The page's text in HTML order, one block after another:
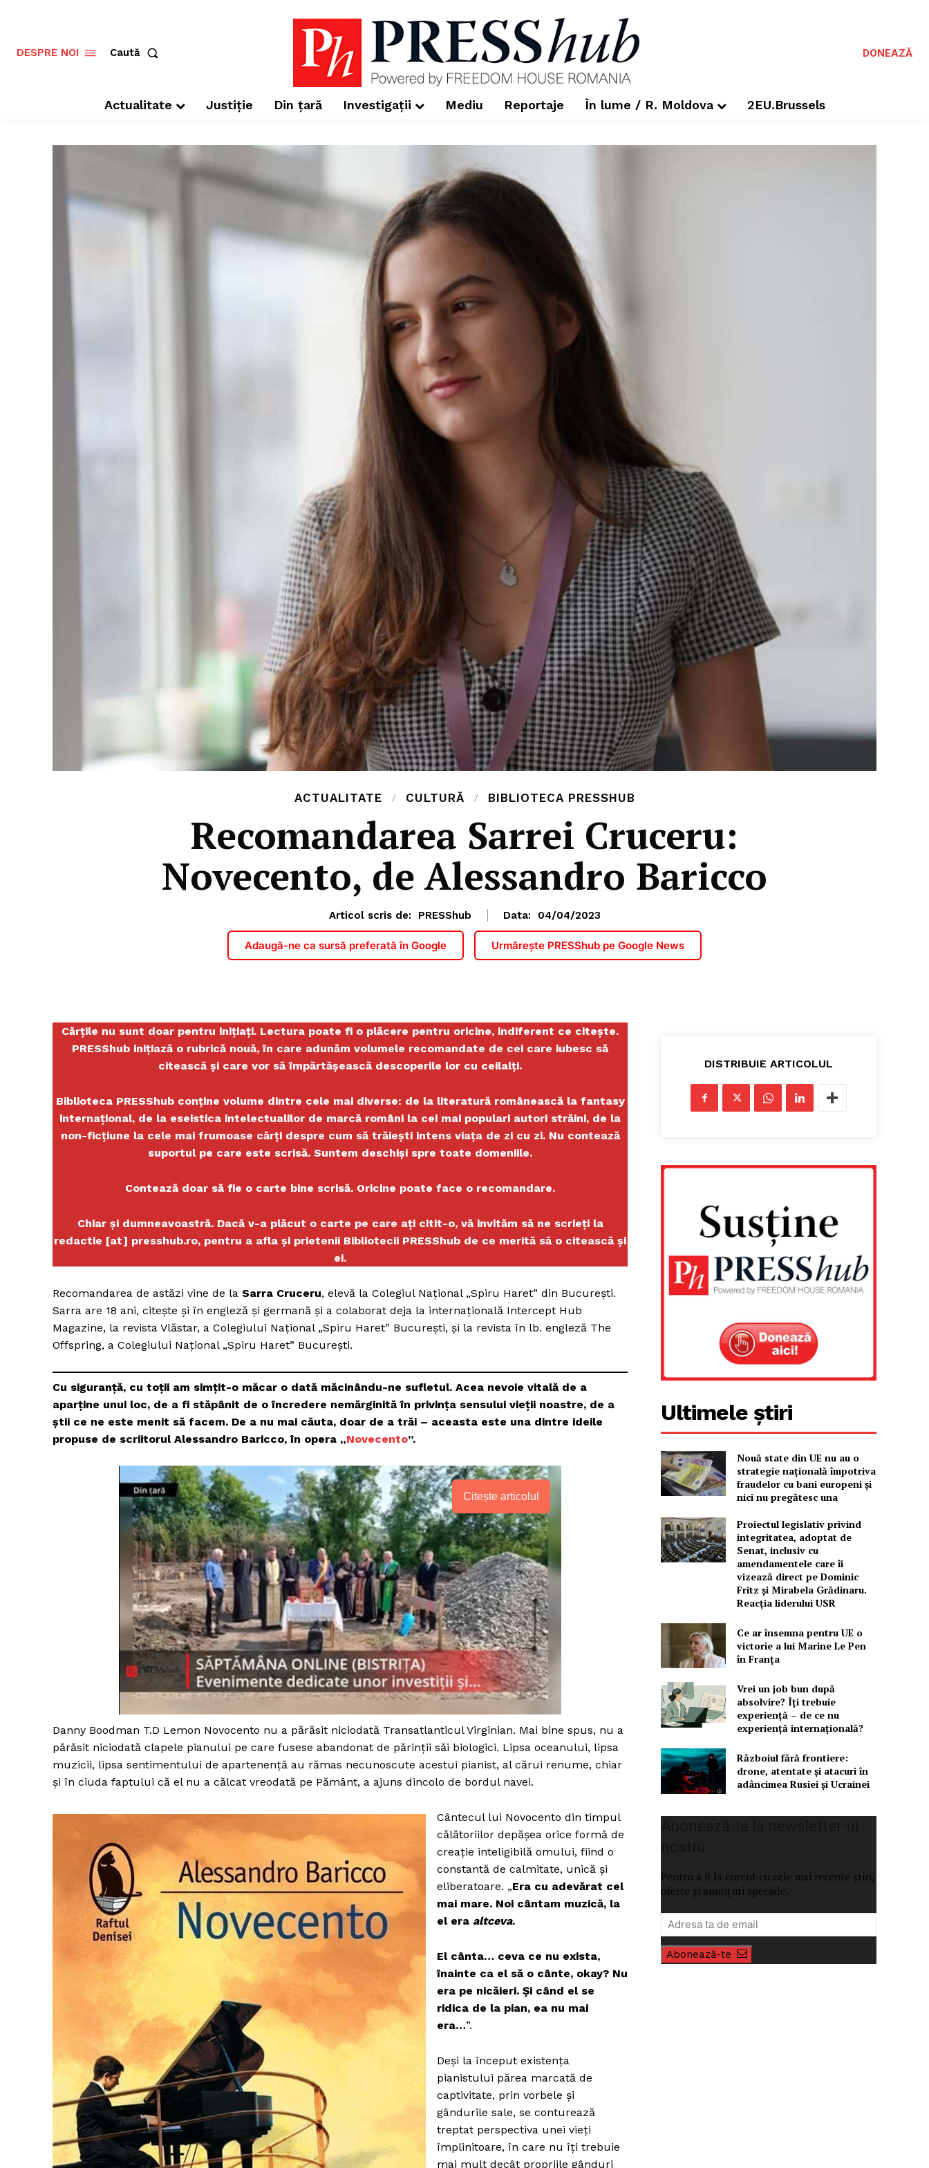
Un proiect
FREEDOM HOUSE
ROMÂNIA
PRESShub
Despre noi / Echipa
Proiecte editoriale
Rețea
Contact
DESPRE NOI Caută DONEAZĂ
Actualitate Justiție Din țară Investigații Mediu Reportaje În lume / R. Moldova 2EU.Brussels
ACTUALITATE CULTURĂ BIBLIOTECA PRESSHUB
Recomandarea Sarrei Cruceru:
Novecento, de Alessandro Baricco
Articol scris de: PRESShub Data: 04/04/2023
Adaugă-ne ca sursă preferată în Google Urmărește PRESShub pe Google News
Cărțile nu sunt doar pentru inițiați. Lectura poate fi o plăcere pentru oricine, indiferent ce citește.
PRESShub inițiază o rubrică nouă, în care adunăm volumele recomandate de cei care iubesc să
citească și care vor să împărtășească descoperile lor cu ceilalți.
Biblioteca PRESShub conține volume dintre cele mai diverse: de la literatură românească la fantasy
internațional, de la eseistica intelectualilor de marcă români la cei mai populari autori străini, de la
non-ficțiune la cele mai frumoase cărți despre cum să trăiești intens viața de zi cu zi. Nu contează
suportul pe care este scrisă. Suntem deschiși spre toate domeniile.
Contează doar să fie o carte bine scrisă. Oricine poate face o recomandare.
Chiar și dumneavoastră. Dacă v-a plăcut o carte pe care ați citit-o, vă invităm să ne scrieți la
redactie [at] presshub.ro, pentru a afla și prietenii Bibliotecii PRESShub de ce merită să o citească și
ei.
Recomandarea de astăzi vine de la Sarra Cruceru, elevă la Colegiul Național „Spiru Haret” din București.
Sarra are 18 ani, citește și în engleză și germană și a colaborat deja la internațională Intercept Hub
Magazine, la revista Vlăstar, a Colegiului Național „Spiru Haret” București, și la revista în lb. engleză The
Offspring, a Colegiului Național „Spiru Haret” București.
Cu siguranță, cu toții am simțit-o măcar o dată măcinându-ne sufletul. Acea nevoie vitală de a
aparține unui loc, de a fi stăpânit de o încredere nemărginită în privința sensului vieții noastre, de a
știi ce ne este menit să facem. De a nu mai căuta, doar de a trăi – aceasta este una dintre ideile
propuse de scriitorul Alessandro Baricco, în opera „Novecento”.
Citește articolul
Danny Boodman T.D Lemon Novocento nu a părăsit niciodată Transatlanticul Virginian. Mai bine spus, nu a
părăsit niciodată clapele pianului pe care fusese abandonat de părinții săi biologici. Lipsa oceanului, lipsa
muzicii, lipsa sentimentului de apartenență au rămas necunoscute acestui pianist, al cărui renume, chiar
și în ciuda faptului că el nu a călcat vreodată pe Pământ, a ajuns dincolo de bordul navei.
Cântecul lui Novocento din timpul
călătoriilor depășea orice formă de
creație inteligibilă omului, fiind o
constantă de calmitate, unică și
eliberatoare. „Era cu adevărat cel
mai mare. Noi cântam muzică, la
el era altceva.
El cânta… ceva ce nu exista,
înainte ca el să o cânte, okay? Nu
era pe nicăieri. Și când el se
ridica de la pian, ea nu mai
era…”.
Deși la început existența
pianistului părea marcată de
captivitate, prin vorbele și
gândurile sale, se conturează
treptat perspectiva unei vieți
împlinitoare, în care nu îți trebuie
mai mult decât propriile gânduri
DISTRIBUIE ARTICOLUL
Ultimele știri
Nouă state din UE nu au o
strategie națională împotriva
fraudelor cu bani europeni și
nici nu pregătesc una
Proiectul legislativ privind
integritatea, adoptat de
Senat, inclusiv cu
amendamentele care îi
vizează direct pe Dominic
Fritz și Mirabela Grădinaru.
Reacția liderului USR
Ce ar însemna pentru UE o
victorie a lui Marine Le Pen
în Franța
Vrei un job bun după
absolvire? Îți trebuie
experiență – de ce nu
experiență internațională?
Războiul fără frontiere:
drone, atentate și atacuri în
adâncimea Rusiei și Ucrainei
Pentru a fi la curent cu cele mai recente știri,
oferte și anunțuri speciale.
Abonează-te